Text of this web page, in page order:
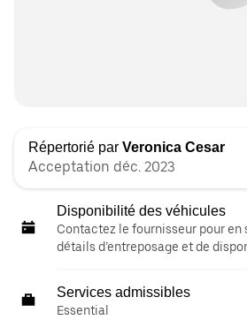
Répertorié par Veronica Cesar
Acceptation déc. 2023
Disponibilité des véhicules
Contactez le fournisseur pour en
détails d’entreposage et de
Services admissibles
Essential